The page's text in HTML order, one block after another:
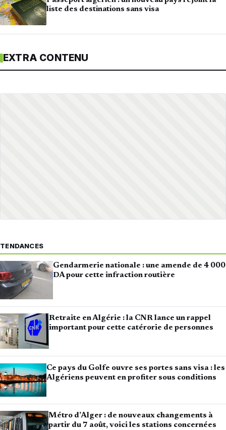
liste des destinations sans visa
EXTRA CONTENU
TENDANCES
Gendarmerie nationale : une amende de 4 000
DA pour cette infraction routière
Retraite en Algérie : la CNR lance un rappel
important pour cette catérorie de personnes
Ce pays du Golfe ouvre ses portes sans visa : les
Algériens peuvent en profiter sous conditions
Métro d’Alger : de nouveaux changements à
partir du 7 août, voici les stations concernées